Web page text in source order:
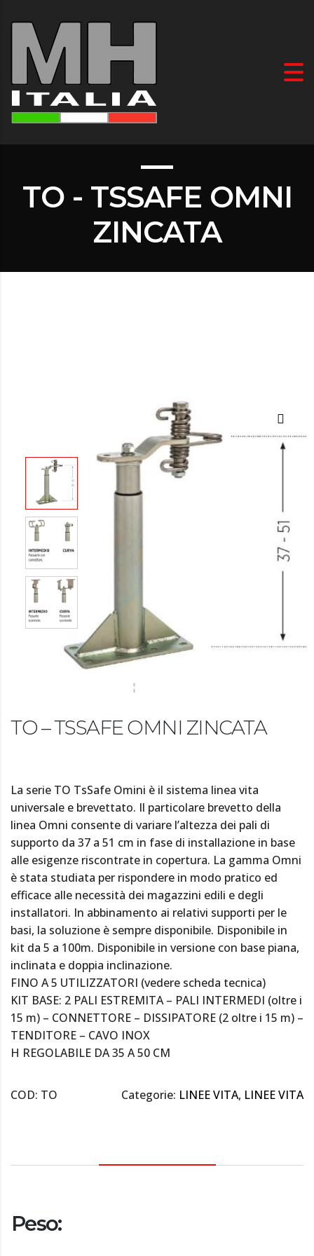
TO - TSSAFE OMNI
ZINCATA
TO – TSSAFE OMNI ZINCATA
La serie TO TsSafe Omini è il sistema linea vita
universale e brevettato. Il particolare brevetto della
linea Omni consente di variare l’altezza dei pali di
supporto da 37 a 51 cm in fase di installazione in base
alle esigenze riscontrate in copertura. La gamma Omni
è stata studiata per rispondere in modo pratico ed
efficace alle necessità dei magazzini edili e degli
installatori. In abbinamento ai relativi supporti per le
basi, la soluzione è sempre disponibile. Disponibile in
kit da 5 a 100m. Disponibile in versione con base piana,
inclinata e doppia inclinazione.
FINO A 5 UTILIZZATORI (vedere scheda tecnica)
KIT BASE: 2 PALI ESTREMITA – PALI INTERMEDI (oltre i
15 m) – CONNETTORE – DISSIPATORE (2 oltre i 15 m) –
TENDITORE – CAVO INOX
H REGOLABILE DA 35 A 50 CM
COD: TO Categorie: LINEE VITA, LINEE VITA
Peso: